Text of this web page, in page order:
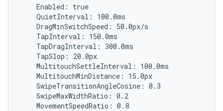
    Enabled: true
    QuietInterval: 100.0ms
    DragMinSwitchSpeed: 50.0px/s
    TapInterval: 150.0ms
    TapDragInterval: 300.0ms
    TapSlop: 20.0px
    MultitouchSettleInterval: 100.0ms
    MultitouchMinDistance: 15.0px
    SwipeTransitionAngleCosine: 0.3
    SwipeMaxWidthRatio: 0.2
    MovementSpeedRatio: 0.8